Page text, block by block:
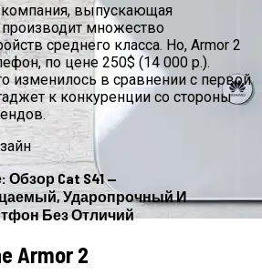
Строительство Под Ключ –
И Экологичность
С Huawei Smart Scale — Обзор
И Доступных Смарт-Весов
компания, выпускающая
множество
среднего класса. Но, Armor 2
по цене 250$ (14 000 р.).
изменилось в сравнении с первой
к конкуренции со стороны
Обзор Cat S41 —
Ударопрочный И
Без Отличий
Armor 2